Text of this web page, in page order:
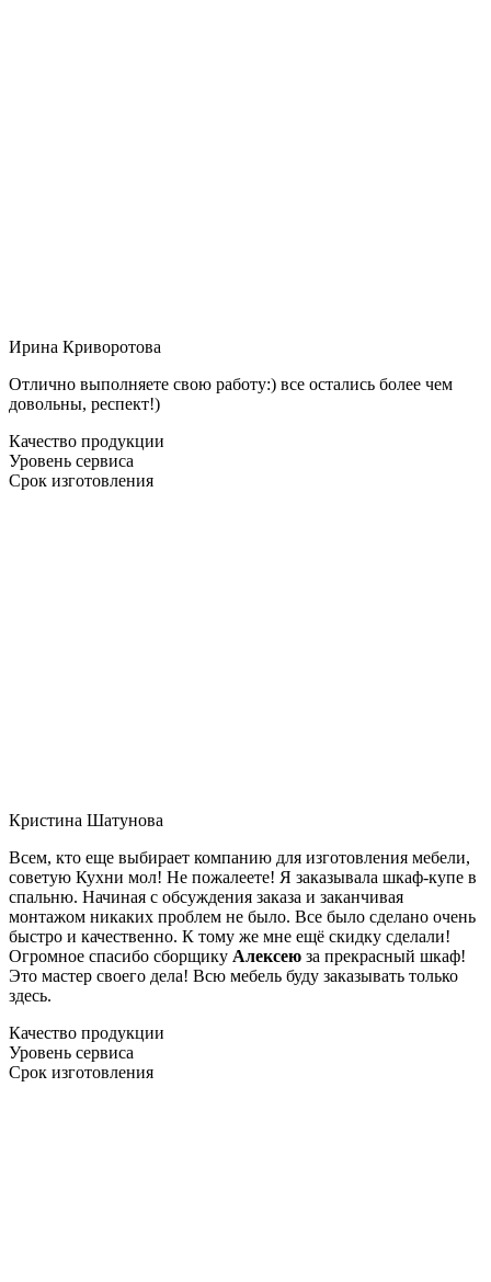
Ирина Криворотова
Отлично выполняете свою работу:) все остались более чем
довольны, респект!)
Качество продукции
Уровень сервиса
Срок изготовления
Кристина Шатунова
Всем, кто еще выбирает компанию для изготовления мебели,
советую Кухни мол! Не пожалеете! Я заказывала шкаф-купе в
спальню. Начиная с обсуждения заказа и заканчивая
монтажом никаких проблем не было. Все было сделано очень
быстро и качественно. К тому же мне ещё скидку сделали!
Огромное спасибо сборщику Алексею за прекрасный шкаф!
Это мастер своего дела! Всю мебель буду заказывать только
здесь.
Качество продукции
Уровень сервиса
Срок изготовления